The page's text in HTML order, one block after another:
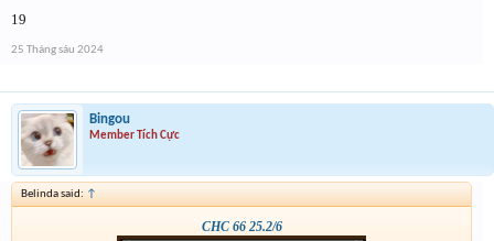
19
25 Tháng sáu 2024
Bingou
Member Tích Cực
Belinda said: ↑
CHC 66 25.2/6